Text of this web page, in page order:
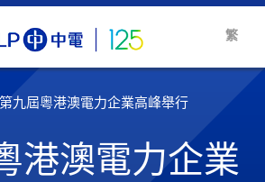
繁
第九屆粵港澳電力企業高峰舉行
港澳電力企業